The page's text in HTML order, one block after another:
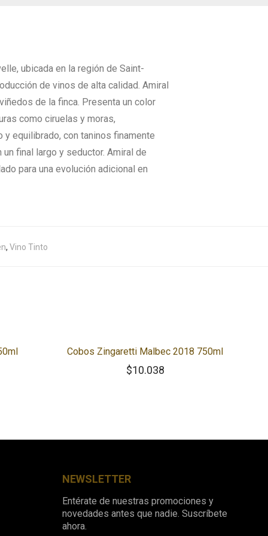
ubicada en la región de Saint-
de vinos de alta calidad. Amiral
de la finca. Presenta un color
como ciruelas y moras,
equilibrado, con taninos finamente
final largo y seductor. Amiral de
para una evolución adicional en
, Vino Tinto
Cobos Zingaretti Malbec 2018 750ml
$10.038
NEWSLETTER
Entérate de nuestras promociones y
novedades antes que nadie. Suscríbete
ahora.